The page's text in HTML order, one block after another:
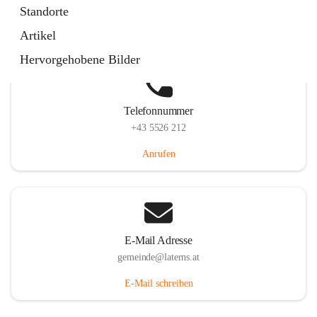
Standorte
Artikel
Hervorgehobene Bilder
Telefonnummer
+43 5526 212
Anrufen
E-Mail Adresse
gemeinde@laterns.at
E-Mail schreiben